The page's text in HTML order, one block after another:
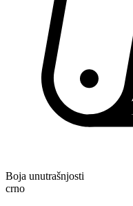
Boja unutrašnjosti
crno